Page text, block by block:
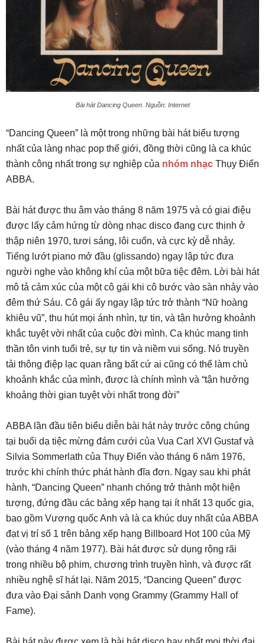
Bài hát Dancing Queen. Nguồn: Internet
“Dancing Queen” là một trong những bài hát biểu tượng
nhất của làng nhạc pop thế giới, đồng thời cũng là ca khúc
thành công nhất trong sự nghiệp của nhóm nhạc Thụy Điển
ABBA.
Bài hát được thu âm vào tháng 8 năm 1975 và có giai điệu
được lấy cảm hứng từ dòng nhạc disco đang cực thịnh ở
thập niên 1970, tươi sáng, lôi cuốn, và cực kỳ dễ nhảy.
Tiếng lướt piano mở đầu (glissando) ngay lập tức đưa
người nghe vào không khí của một bữa tiệc đêm. Lời bài hát
mô tả cảm xúc của một cô gái khi cô bước vào sàn nhảy vào
đêm thứ Sáu. Cô gái ấy ngay lập tức trở thành “Nữ hoàng
khiêu vũ”, thu hút mọi ánh nhìn, tự tin, và tận hưởng khoảnh
khắc tuyệt vời nhất của cuộc đời mình. Ca khúc mang tinh
thần tôn vinh tuổi trẻ, sự tự tin và niềm vui sống. Nó truyền
tải thông điệp lạc quan rằng bất cứ ai cũng có thể làm chủ
khoảnh khắc của mình, được là chính mình và “tận hưởng
khoảng thời gian tuyệt vời nhất trong đời”
ABBA lần đầu tiên biểu diễn bài hát này trước công chúng
tại buổi dạ tiệc mừng đám cưới của Vua Carl XVI Gustaf và
Silvia Sommerlath của Thụy Điển vào tháng 6 năm 1976,
trước khi chính thức phát hành đĩa đơn. Ngay sau khi phát
hành, “Dancing Queen” nhanh chóng trở thành một hiện
tượng, đứng đầu các bảng xếp hạng tại ít nhất 13 quốc gia,
bao gồm Vương quốc Anh và là ca khúc duy nhất của ABBA
đạt vị trí số 1 trên bảng xếp hạng Billboard Hot 100 của Mỹ
(vào tháng 4 năm 1977). Bài hát được sử dụng rộng rãi
trong nhiều bộ phim, chương trình truyền hình, và được rất
nhiều nghệ sĩ hát lại. Năm 2015, “Dancing Queen” được
đưa vào Đại sảnh Danh vọng Grammy (Grammy Hall of
Fame).